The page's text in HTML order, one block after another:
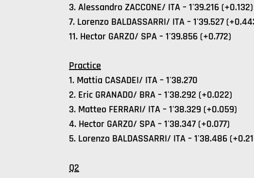
3. Alessandro ZACCONE/ ITA – 1'39.216 (+0.132)
7. Lorenzo BALDASSARRI/ ITA – 1'39.527
11. Hector GARZO/ SPA – 1'39.856 (+0.772)
Practice
1. Mattia CASADEI/ ITA – 1'38.270
2. Eric GRANADO/ BRA – 1'38.292 (+0.022)
3. Matteo FERRARI/ ITA – 1'38.329 (+0.059)
4. Hector GARZO/ SPA – 1'38.347 (+0.077)
5. Lorenzo BALDASSARRI/ ITA – 1'38.486
Q2